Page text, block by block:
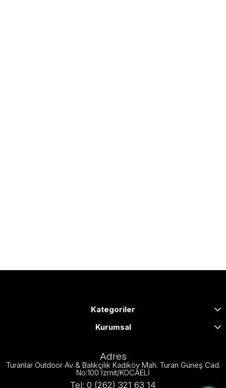
Kategoriler
Kurumsal
Adres
Turanlar Outdoor Av & Balıkçılık Kadıköy Mah. Turan Güneş Cad.
No:100 İzmit/KOCAELİ
Tel: 0 (262) 321 63 14